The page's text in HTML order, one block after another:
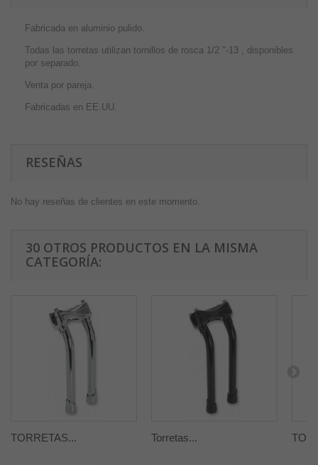
Fabricada en aluminio pulido.
Todas las torretas utilizan tornillos de rosca 1/2 "-13 , disponibles
por separado.
Venta por pareja.
Fabricadas en EE.UU.
RESEÑAS
No hay reseñas de clientes en este momento.
30 OTROS PRODUCTOS EN LA MISMA
CATEGORÍA:
TORRETAS... Torretas...